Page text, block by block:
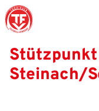
Stützpunkt
Steinach/
Struktur
Männer
Auswahlteams
Trainer
Leitbild
News